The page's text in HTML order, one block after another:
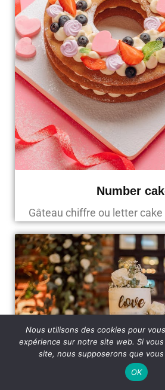
Number
Gâteau chiffre ou letter
Nous utilisons des cookies pour
expérience sur notre site web. Si
site, nous supposerons que
OK